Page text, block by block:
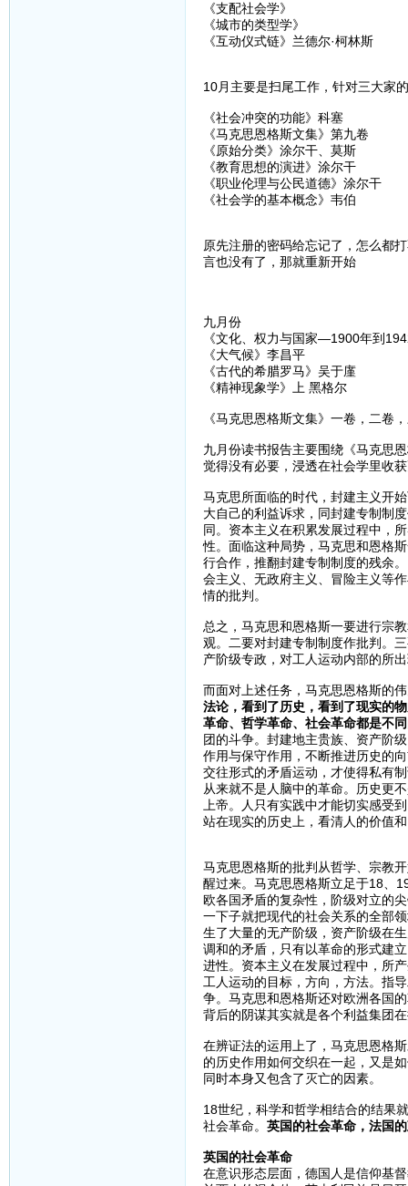
《支配社会学》
《城市的类型学》
《互动仪式链》兰德尔·柯林斯
10月主要是扫尾工作，针对三大家的
《社会冲突的功能》科塞
《马克思恩格斯文集》第九卷
《原始分类》涂尔干、莫斯
《教育思想的演进》涂尔干
《职业伦理与公民道德》涂尔干
《社会学的基本概念》韦伯
原先注册的密码给忘记了，怎么都
言也没有了，那就重新开始
九月份
《文化、权力与国家—1900年到
《大气候》李昌平
《古代的希腊罗马》吴于廑
《精神现象学》上 黑格尔
《马克思恩格斯文集》一卷，二卷
九月份读书报告主要围绕《马克思
觉得没有必要，浸透在社会学里收
马克思所面临的时代，封建主义开
大自己的利益诉求，同封建专制制
同。资本主义在积累发展过程中，
性。面临这种局势，马克思和恩格
行合作，推翻封建专制制度的残余
会主义、无政府主义、冒险主义等
情的批判。
总之，马克思和恩格斯一要进行宗
观。二要对封建专制制度作批判。
产阶级专政，对工人运动内部的所
而面对上述任务，马克思恩格斯的
法论，看到了历史，看到了现实的
革命、哲学革命、社会革命都是不
团的斗争。封建地主贵族、资产阶
作用与保守作用，不断推进历史的
交往形式的矛盾运动，才使得私有
从来就不是人脑中的革命。历史更
上帝。人只有实践中才能切实感受
站在现实的历史上，看清人的价值
马克思恩格斯的批判从哲学、宗教
醒过来。马克思恩格斯立足于18、
欧各国矛盾的复杂性，阶级对立的
一下子就把现代的社会关系的全部
生了大量的无产阶级，资产阶级在
调和的矛盾，只有以革命的形式建
进性。资本主义在发展过程中，所
工人运动的目标，方向，方法。指
争。马克思和恩格斯还对欧洲各国
背后的阴谋其实就是各个利益集团
在辨证法的运用上了，马克思恩格
的历史作用如何交织在一起，又是
同时本身又包含了灭亡的因素。
18世纪，科学和哲学相结合的结果
社会革命。 英国的社会革命，法国
英国的社会革命
在意识形态层面，德国人是信仰基